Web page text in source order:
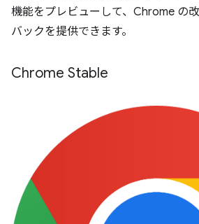
機能をプレビューして、Chrome の
バックを提供できます。
Chrome Stable